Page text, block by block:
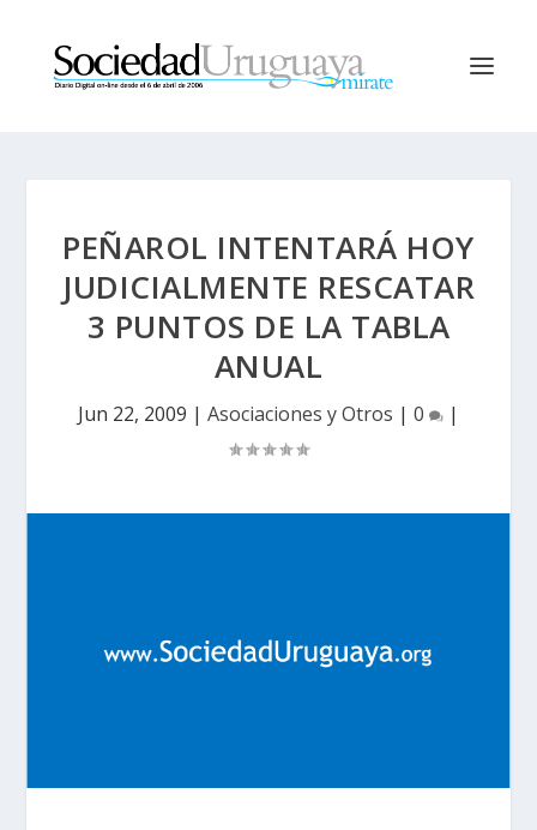
PEÑAROL INTENTARÁ HOY
JUDICIALMENTE RESCATAR
3 PUNTOS DE LA TABLA
ANUAL
Jun 22, 2009 | Asociaciones y Otros | 0 |